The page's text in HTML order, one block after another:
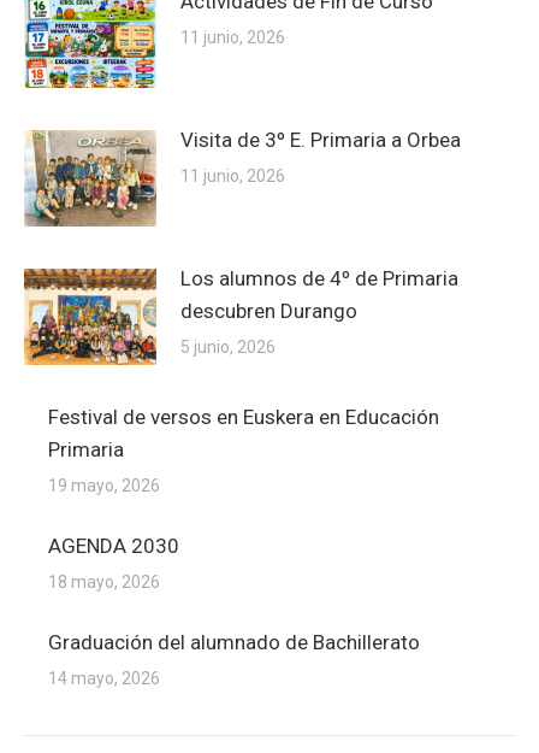
11 junio, 2026
Visita de 3º E. Primaria a Orbea
11 junio, 2026
Los alumnos de 4º de Primaria
descubren Durango
5 junio, 2026
Festival de versos en Euskera en Educación
Primaria
19 mayo, 2026
AGENDA 2030
18 mayo, 2026
Graduación del alumnado de Bachillerato
14 mayo, 2026